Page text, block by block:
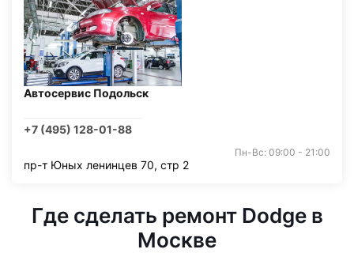
Автосервис Подольск
+7 (495) 128-01-88
Пн-Вс: 09:00 - 21:00
пр-т Юных ленинцев 70, стр 2
Где сделать ремонт Dodge в
Москве